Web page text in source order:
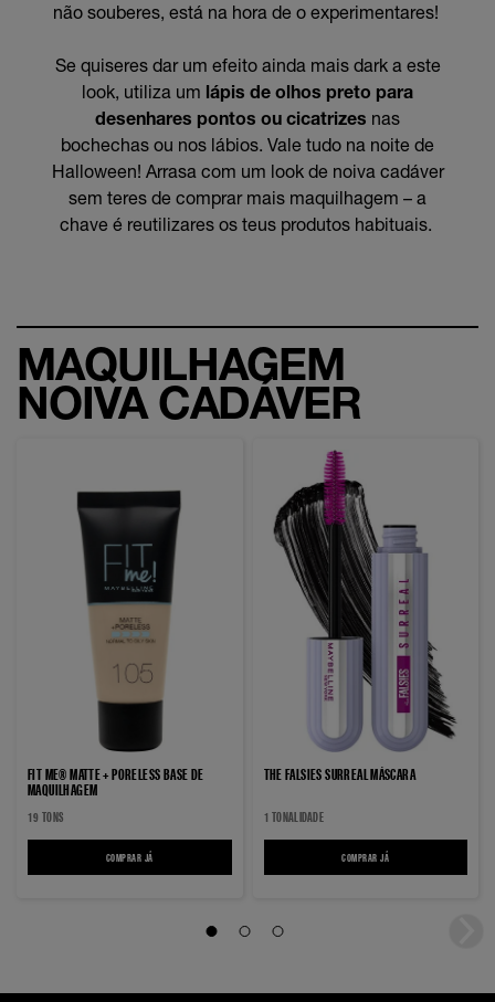
não souberes, está na hora de o experimentares!
Se quiseres dar um efeito ainda mais dark a este
look, utiliza um lápis de olhos preto para
desenhares pontos ou cicatrizes nas
bochechas ou nos lábios. Vale tudo na noite de
Halloween! Arrasa com um look de noiva cadáver
sem teres de comprar mais maquilhagem – a
chave é reutilizares os teus produtos habituais.
MAQUILHAGEM
NOIVA CADÁVER
FIT ME® MATTE + PORELESS BASE DE
MAQUILHAGEM
19 TONS
COMPRAR JÁ FIT ME® MATTE + PORELESS BASE DE MAQUILHAGEM
THE FALSIES SURREAL MÁSCARA
1 TONALIDADE
COMPRAR JÁ
Cursor 1
Cursor 2Cursor 3